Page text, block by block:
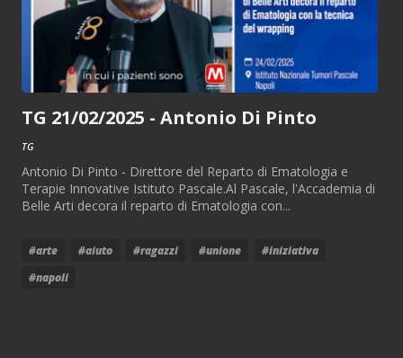
TG 21/02/2025 - Antonio Di Pinto
TG
Antonio Di Pinto - Direttore del Reparto di Ematologia e
Terapie Innovative Istituto Pascale.Al Pascale, l'Accademia di
Belle Arti decora il reparto di Ematologia con...
#arte #aiuto #ragazzi #unione
#iniziativa
#napoli